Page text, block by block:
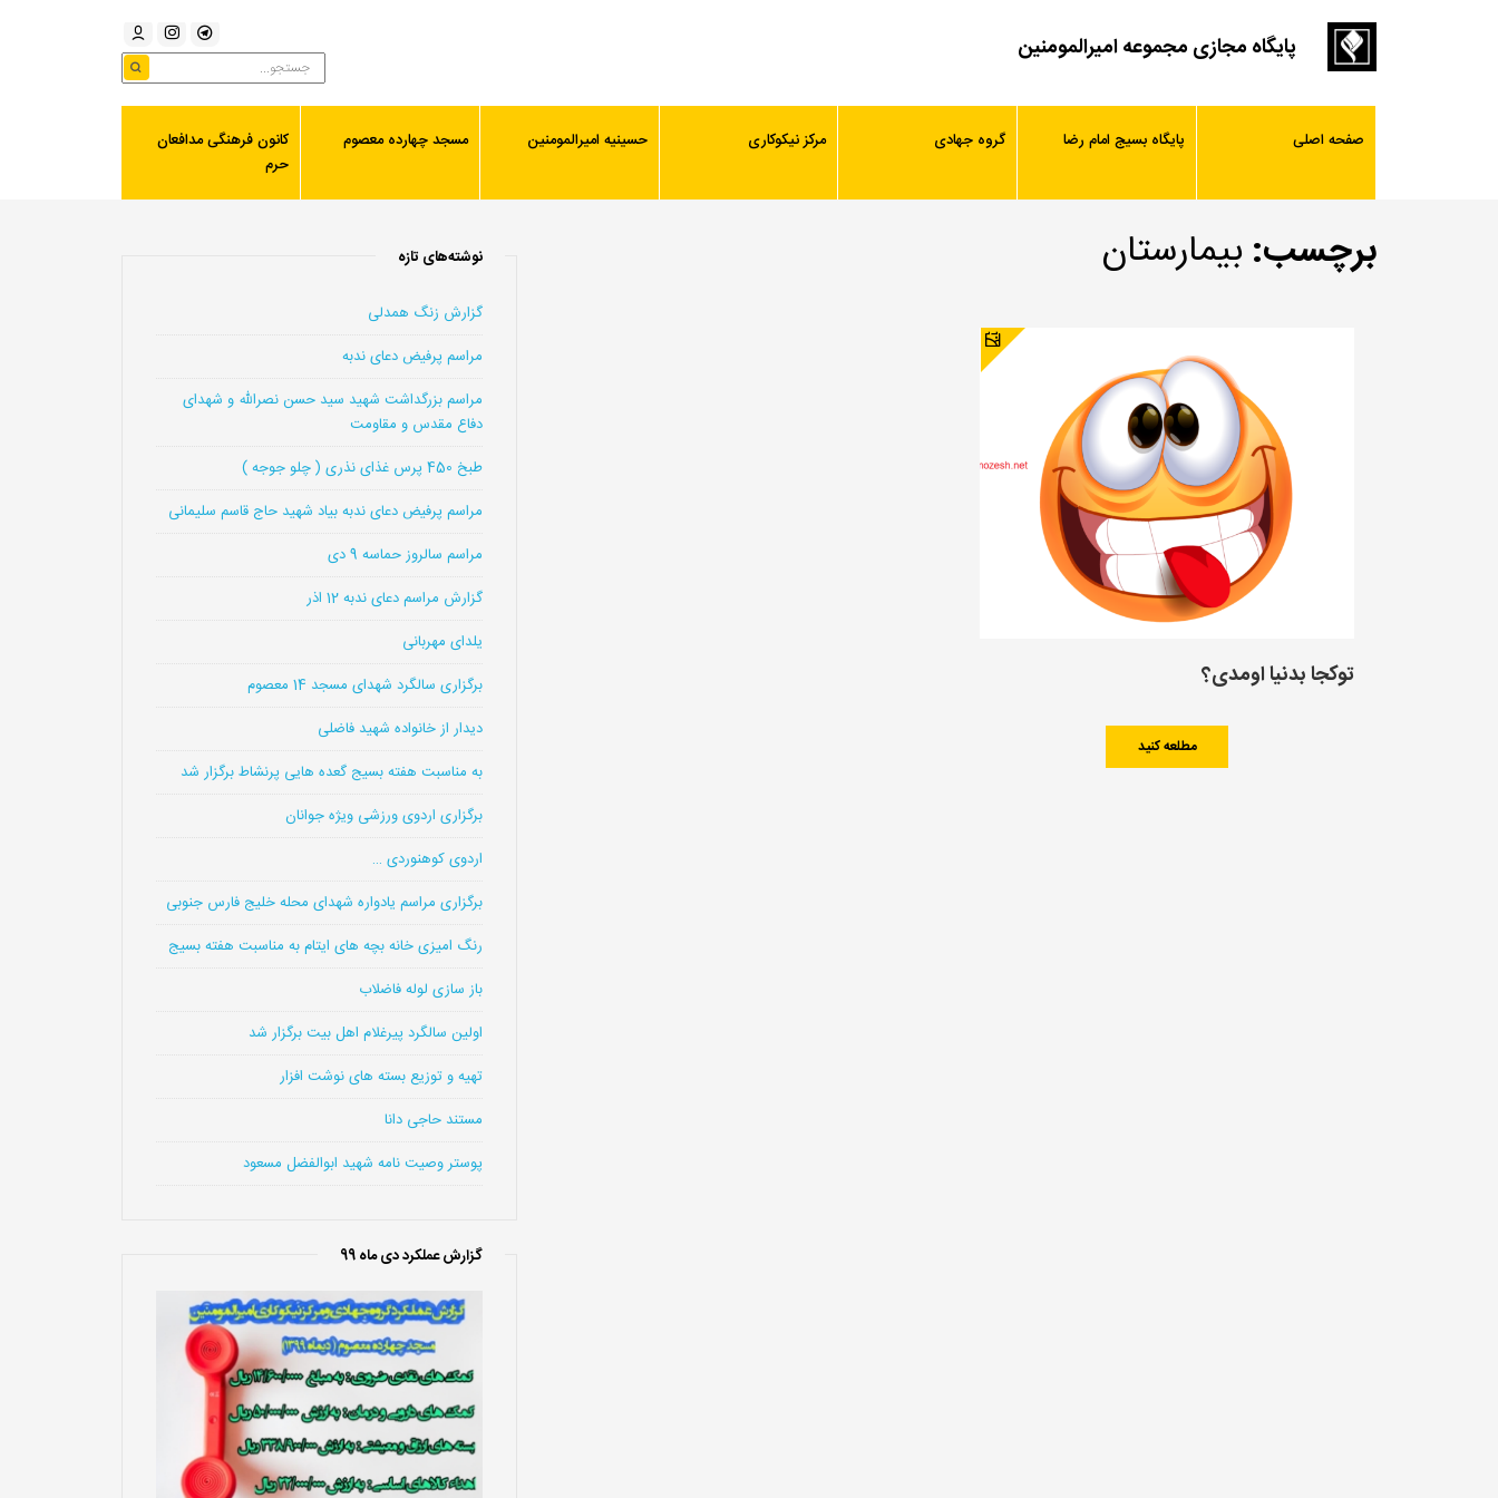
پایگاه مجازی مجموعه امیرالمومنین
صفحه اصلی پایگاه بسیج امام رضا گروه جهادی مرکز نیکوکاری حسینیه امیرالمومنین مسجد چهارده معصوم
کانون فرهنگی مدافعان
حرم
برچسب: بیمارستان
توکجا بدنیا اومدی؟
مطلعه کنید
نوشته‌های تازه
گزارش زنگ همدلی
مراسم پرفیض دعای ندبه
مراسم بزرگداشت شهید سید حسن نصرالله و شهدای
دفاع مقدس و مقاومت
طبخ 450 پرس غذای نذری ( چلو جوجه )
مراسم پرفیض دعای ندبه بیاد شهید حاج قاسم سلیمانی
مراسم سالروز حماسه 9 دی
گزارش مراسم دعای ندبه 12 اذر
یلدای مهربانی
برگزاری سالگرد شهدای مسجد 14 معصوم
دیدار از خانواده شهید فاضلی
به مناسبت هفته بسیج گعده هایی پرنشاط برگزار شد
برگزاری اردوی ورزشی ویژه جوانان
اردوی کوهنوردی …
برگزاری مراسم یادواره شهدای محله خلیج فارس جنوبی
رنگ امیزی خانه بچه های ایتام به مناسبت هفته بسیج
باز سازی لوله فاضلاب
اولین سالگرد پیرغلام اهل بیت برگزار شد
تهیه و توزیع بسته های نوشت افزار
مستند حاجی دانا
پوستر وصیت نامه شهید ابوالفضل مسعود
گزارش عملکرد دی ماه 99